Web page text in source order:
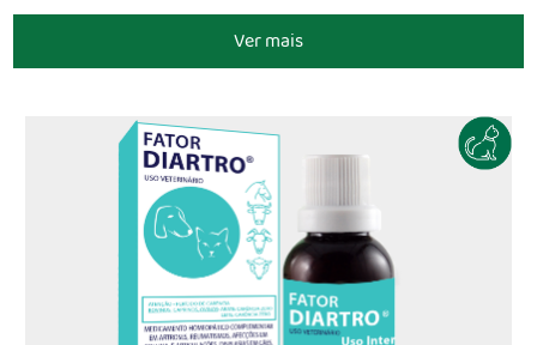
Imunidade e Digestibilidade
Náuseas e Vômitos
Problemas Cardíacos e Pulmonares
Problemas Hepáticos
Problemas Renais
Ver mais